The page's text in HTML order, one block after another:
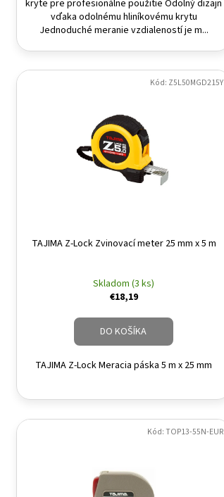
kryte pre profesionálne použitie Odolný dizajn
vďaka odolnému hliníkovému krytu
Jednoduché meranie vzdialeností je m...
TAJIMA Z-Lock Zvinovací meter 25 mm x 5 m
Skladom (3 ks)
€18,19
DO KOŠÍKA
TAJIMA Z-Lock Meracia páska 5 m x 25 mm
Kód: Z5L50MGD215Y
Kód: TOP13-55N-EUR